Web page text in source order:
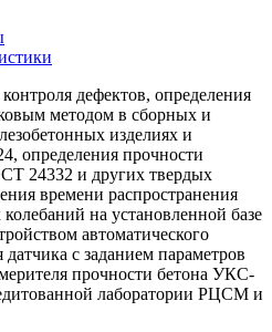
дефектов, определения
методом в сборных и
изделиях и
определения прочности
24332 и других твердых
времени распространения
на установленной базе
автоматического
с заданием параметров
прочности бетона УКС-
лаборатории РЦСМ и